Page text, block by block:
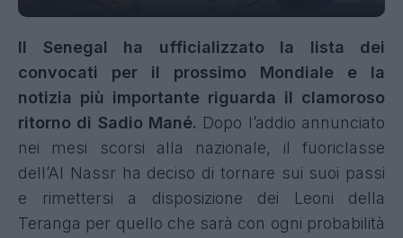
Il Senegal ha ufficializzato la lista dei
convocati per il prossimo Mondiale e la
notizia più importante riguarda il clamoroso
ritorno di Sadio Mané. Dopo l’addio annunciato
nei mesi scorsi alla nazionale, il fuoriclasse
dell’Al Nassr ha deciso di tornare sui suoi passi
e rimettersi a disposizione dei Leoni della
Teranga per quello che sarà con ogni probabilità